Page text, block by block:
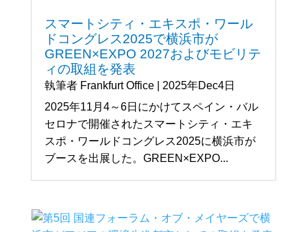
スマートシティ・エキスポ・ワール
ドコングレス2025で横浜市が
GREEN×EXPO 2027およびモビリテ
ィの取組を発表
執筆者 Frankfurt Office| 2025年Dec4日
2025年11月4～6日にかけてスペイン・バル
セロナで開催されたスマートシティ・エキ
スポ・ワールドコングレス2025に横浜市が
ブースを出展した。GREEN×EXPO...